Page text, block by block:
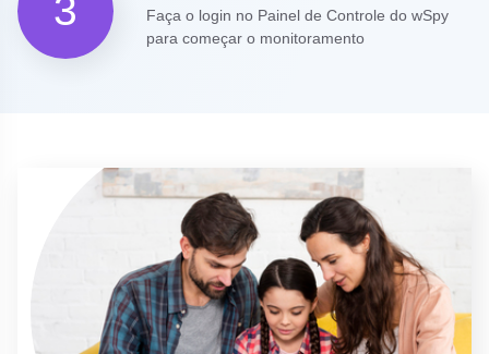
3
Faça o login no Painel de Controle do wSpy
para começar o monitoramento